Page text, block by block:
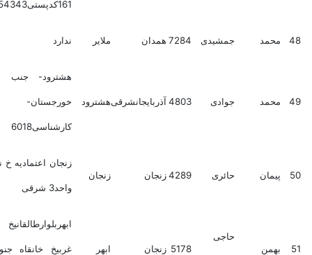
محمد جمشیدی 7284 همدان ندارد
محمد جوادی 4803 آذربایجانشرقیهشترود
هشترود- جنب ایستگاه
خورجستان- دفتر
کارشناسی6018
پیمان حائری 4289 زنجان
زنجان اعتمادیه خ نهم پ7
بهمن زنجان
ابهربلوارطالقانیخ نواب
غربیخ خانقاه جنوبی بن